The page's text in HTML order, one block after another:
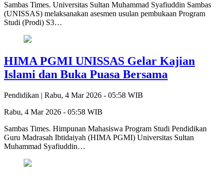
Sambas Times. Universitas Sultan Muhammad Syafiuddin Sambas
(UNISSAS) melaksanakan asesmen usulan pembukaan Program
Studi (Prodi) S3…
‎HIMA PGMI UNISSAS Gelar Kajian
Islami dan Buka Puasa Bersama
Pendidikan | Rabu, 4 Mar 2026 - 05:58 WIB
Rabu, 4 Mar 2026 - 05:58 WIB
Sambas Times. ‎Himpunan Mahasiswa Program Studi Pendidikan
Guru Madrasah Ibtidaiyah (HIMA PGMI) Universitas Sultan
Muhammad Syafiuddin…